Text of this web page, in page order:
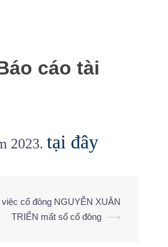
cáo tài
2023. tại đây
cổ đông NGUYỄN XUÂN
TRIỂN mất sổ cổ đông
⟶